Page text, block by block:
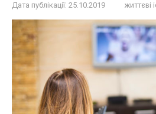
Дата публікації: 25.10.2019 життєві